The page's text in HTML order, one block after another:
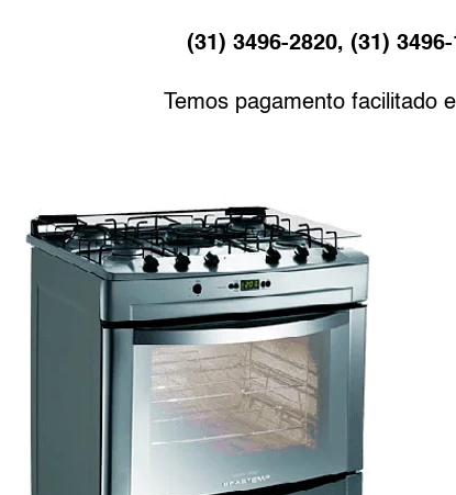
(31) 3496-2820, (31)
Temos pagamento facilitado